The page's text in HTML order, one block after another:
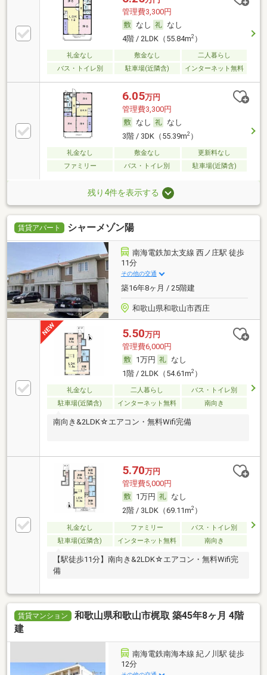
管理費3,300円
なし
なし
4階 / 2LDK（55.84m2）
礼金なし 敷金なし
二人暮らし
バス・トイレ別
駐車場(近隣含) インターネット無料
6.05万円
管理費3,300円
なし
なし
3階 / 3DK（55.39m2）
礼金なし 敷金なし
更新料なし
ファミリー
バス・トイレ別 駐車場(近隣含)
残り4件を表示する
賃貸アパート シャーメゾン陽
南海電鉄加太支線 西ノ庄駅 徒歩
11分
その他の交通
築16年8ヶ月 / 25階建
和歌山県和歌山市西庄
5.50万円
管理費6,000円
1万円
なし
1階 / 2LDK（54.61m2）
礼金なし 二人暮らし
バス・トイレ別
駐車場(近隣含)
インターネット無料 南向き
南向き&2LDK☆エアコン・無料Wifi完備
5.70万円
管理費5,000円
1万円
なし
2階 / 3LDK（69.11m2）
礼金なし ファミリー
バス・トイレ別
駐車場(近隣含)
インターネット無料 南向き
【駅徒歩11分】南向き&2LDK☆エアコン・無料Wifi完
備
賃貸マンション
和歌山県和歌山市梶取 築45年8ヶ月 4階
建
南海電鉄南海本線 紀ノ川駅 徒歩
12分